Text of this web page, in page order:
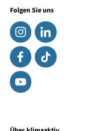
Folgen Sie uns